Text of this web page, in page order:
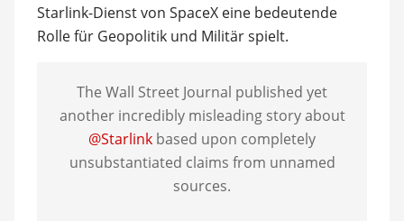
Starlink-Dienst von SpaceX eine bedeutende
Rolle für Geopolitik und Militär spielt.
The Wall Street Journal published yet
another incredibly misleading story about
@Starlink based upon completely
unsubstantiated claims from unnamed
sources.